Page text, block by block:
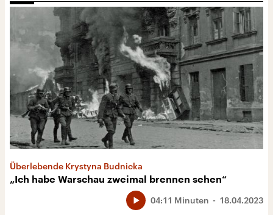
Überlebende Krystyna Budnicka
„Ich habe Warschau zweimal brennen sehen“
18.04.2023
04:11 Minuten